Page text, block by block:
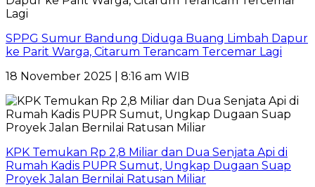
SPPG Sumur Bandung Diduga Buang Limbah Dapur
ke Parit Warga, Citarum Terancam Tercemar Lagi
18 November 2025 | 8:16 am WIB
KPK Temukan Rp 2,8 Miliar dan Dua Senjata Api di
Rumah Kadis PUPR Sumut, Ungkap Dugaan Suap
Proyek Jalan Bernilai Ratusan Miliar